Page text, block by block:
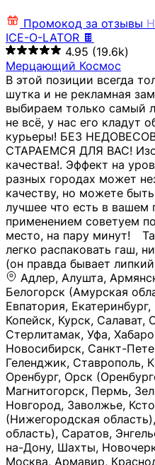
Промокод за отзывы
ICE-O-LATOR 🍫
4.95 (19.6k)
Мерцающий Космос
В этой позиции всегда
шутка и не рекламная
выбираем только самый
не всё, у нас его кладут
курьеры! БЕЗ
СТАРАЕМСЯ ДЛЯ ВАС!
качества!. Эффект на
разных городах может
качеству, но можете
лучшее что есть в вашем
применением советуем
место, на пару минут!⠀
легко распаковать гаш,
(он правда бывает
Адлер, Алушта,
Белогорск (Амурская
Евпатория,
Копейск, Курск,
Стерлитамак, Уфа,
Новосибирск, Санкт-
Геленджик, Ставрополь,
Оренбург, Орск
Магнитогорск, Пермь,
Новгород, Заволжье,
(Нижегородская
область), Саратов,
на-Дону, Шахты,
Москва, Армавир,